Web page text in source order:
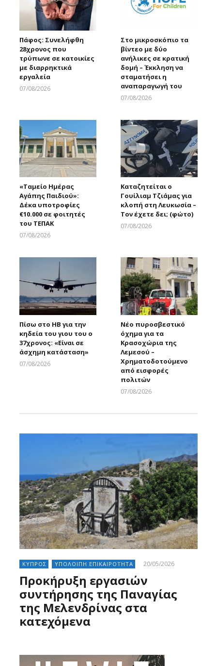
Πάφος: Συνελήφθη
28χρονος που
τρύπωνε σε κατοικίες
με διαρρηκτικά
εργαλεία
07/08/2026
Στο μικροσκόπιο τα
βίντεο με δύο
ανήλικες σε κρατική
δομή – Έκκληση να
σταματήσει η
αναπαραγωγή του
07/08/2026
«Ταμείο Ημέρας
Αγάπης Παιδιού»:
Δέκα υποτροφίες
€10.000 σε φοιτητές
του ΤΕΠΑΚ
07/08/2026
Καταζητείται ο
Γουίλιαμ Τζιάμας για
κλοπή στη Λευκωσία –
Τον έχετε δει; (φώτο)
07/08/2026
Πίσω στο ΗΒ για την
κηδεία του γιου του ο
37χρονος: «Είναι σε
άσχημη κατάσταση»
07/08/2026
Νέο πυροσβεστικό
όχημα για τα
Κρασοχώρια της
Λεμεσού –
Χρηματοδοτούμενο
από εισφορές
πολιτών
07/08/2026
ΚΥΠΡΟΣ ΥΠΟΛΟΙΠΗ ΕΠΙΚΑΙΡΟΤΗΤΑ 20/05/2026
Προκήρυξη εργασιών
συντήρησης της Παναγίας
της Μελενδρίνας στα
κατεχόμενα